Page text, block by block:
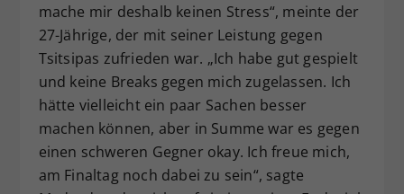
mache mir deshalb keinen Stress“, meinte der
27-Jährige, der mit seiner Leistung gegen
Tsitsipas zufrieden war. „Ich habe gut gespielt
und keine Breaks gegen mich zugelassen. Ich
hätte vielleicht ein paar Sachen besser
machen können, aber in Summe war es gegen
einen schweren Gegner okay. Ich freue mich,
am Finaltag noch dabei zu sein“, sagte